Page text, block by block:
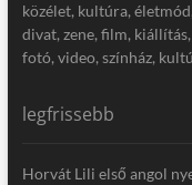
közélet, kultúra,
divat, zene, film,
fotó, video, színház,
legfrissebb
Horvát Lili első angol